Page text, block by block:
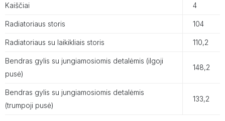
Kaiščiai 4
Radiatoriaus storis 104
Radiatoriaus su laikikliais storis 110,2
Bendras gylis su jungiamosiomis detalėmis (ilgoji
pusė)
148,2
Bendras gylis su jungiamosiomis detalėmis
(trumpoji pusė)
133,2